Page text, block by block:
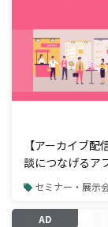
【アーカイブ
談につなげるア
セミナー・展示
AD